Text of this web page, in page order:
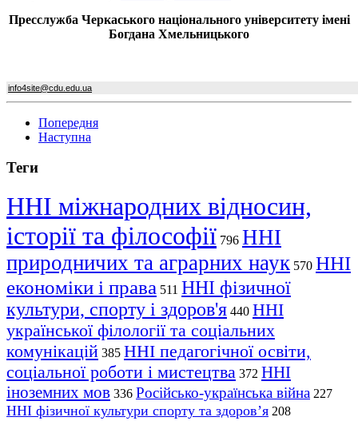
Пресслужба Черкаського національного університету імені
Богдана Хмельницького
info4site@cdu.edu.ua
Попередня
Наступна
Теги
ННІ міжнародних відносин,
історії та філософії 796 ННІ
природничих та аграрних наук 570 ННІ
економіки і права 511 ННІ фізичної
культури, спорту і здоров'я 440 ННІ
української філології та соціальних
комунікацій 385 ННІ педагогічної освіти,
соціальної роботи і мистецтва 372 ННІ
іноземних мов 336 Російсько-українська війна 227
ННІ фізичної культури спорту та здоров’я 208